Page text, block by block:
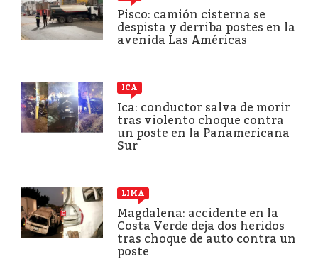
Pisco: camión cisterna se
despista y derriba postes en la
avenida Las Américas
ICA
Ica: conductor salva de morir
tras violento choque contra
un poste en la Panamericana
Sur
LIMA
Magdalena: accidente en la
Costa Verde deja dos heridos
tras choque de auto contra un
poste